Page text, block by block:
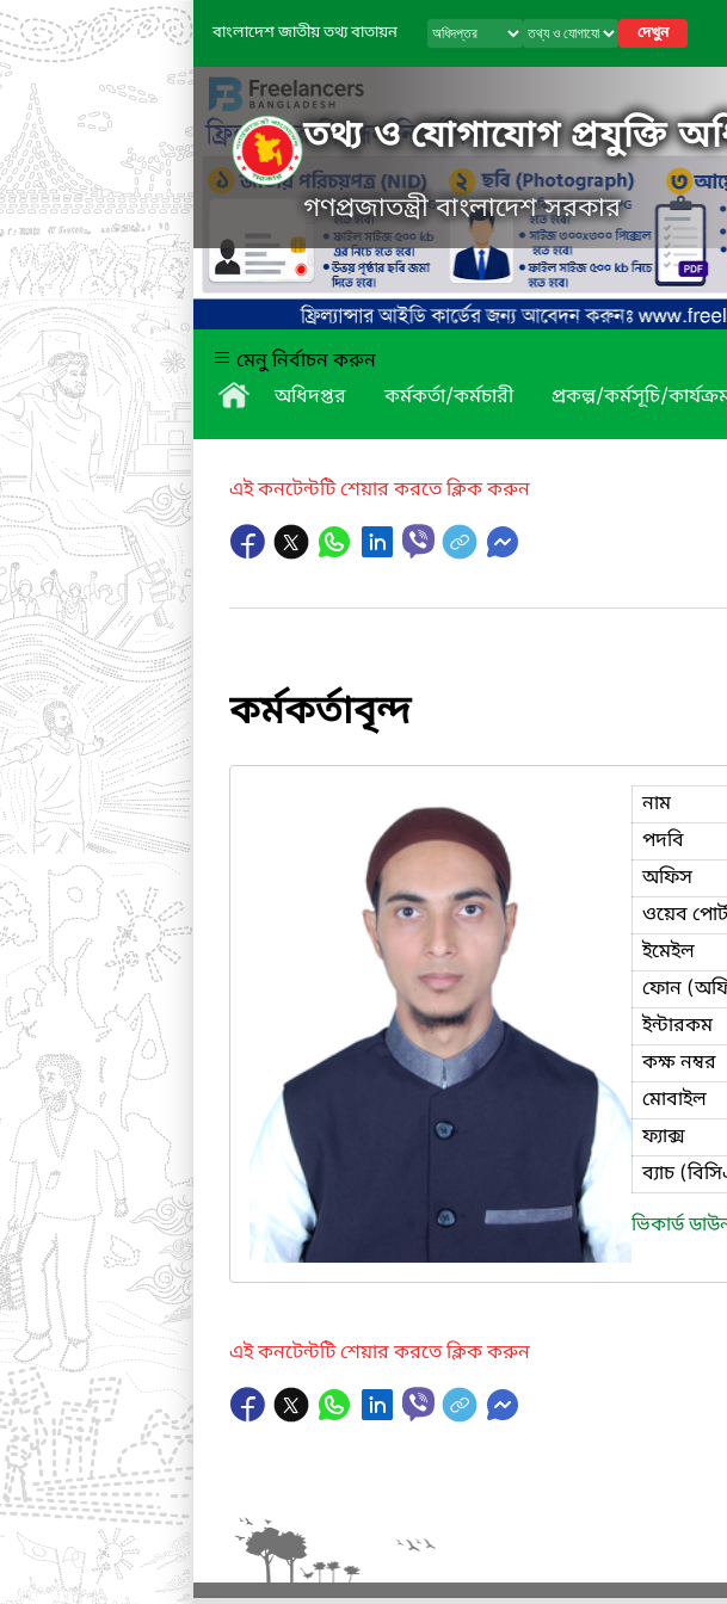
বাংলাদেশ জাতীয় তথ্য বাতায়ন দেখুন
তথ্য ও যোগাযোগ প্রযুক্তি
গণপ্রজাতন্ত্রী বাংলাদেশ সরকার
মেনু নির্বাচন করুন
অধিদপ্তর
কর্মকর্তা/কর্মচারী প্রকল্প/কর্মসূচি/
এই কনটেন্টটি শেয়ার করতে ক্লিক করুন
কর্মকর্তাবৃন্দ
নাম
পদবি
অফিস
ওয়েব
ইমেইল
ফোন
ইন্টারকম
কক্ষ নম্বর
মোবাইল
ফ্যাক্স
ব্যাচ
ভিকার্ড
এই কনটেন্টটি শেয়ার করতে ক্লিক করুন